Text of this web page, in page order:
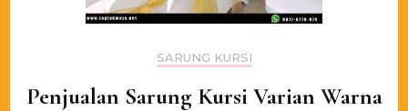
SARUNG KURSI
Penjualan Sarung Kursi Varian Warna